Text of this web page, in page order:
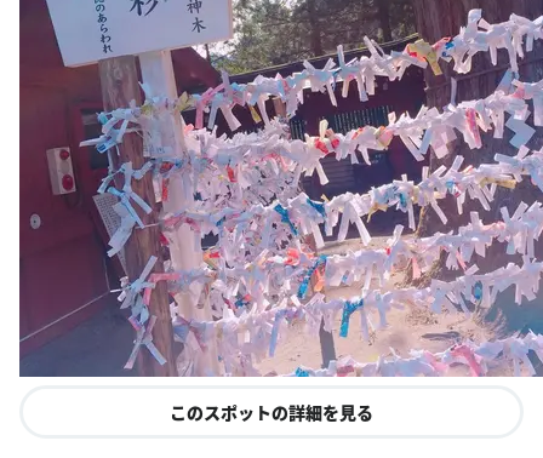
このスポットの詳細を見る